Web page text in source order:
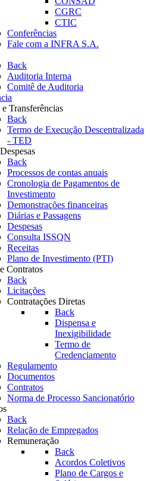
CGRC
CTIC
Conferências
Fale com a INFRA S.A.
Back
Auditoria Interna
Comitê de Auditoria
Transferências
Back
Termo de Execução Descentralizada
- TED
Back
Processos de contas anuais
Cronologia de Pagamentos de
Investimento
Demonstrações financeiras
Diárias e Passagens
Despesas
Consulta ISSQN
Receitas
Plano de Investimento (PTI)
Contratos
Back
Licitações
Contratações Diretas
Back
Dispensa e
Inexigibilidade
Termo de
Credenciamento
Regulamento
Documentos
Contratos
Norma de Processo Sancionatório
Back
Relação de Empregados
Remuneração
Back
Acordos Coletivos
Plano de Cargos e